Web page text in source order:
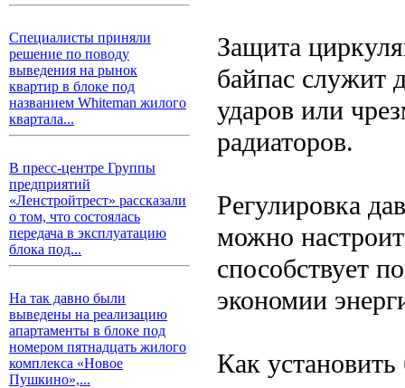
Специалисты приняли
решение по поводу
выведения на рынок
квартир в блоке под
названием Whiteman жилого
квартала...
В пресс-центре Группы
предприятий
«Ленстройтрест» рассказали
о том, что состоялась
передача в эксплуатацию
блока под...
На так давно были
выведены на реализацию
апартаменты в блоке под
номером пятнадцать жилого
комплекса «Новое
Пушкино»,...
Защита
байпас служит
ударов или
радиаторов.
Регулировка
можно
способствует
экономии
Как установить